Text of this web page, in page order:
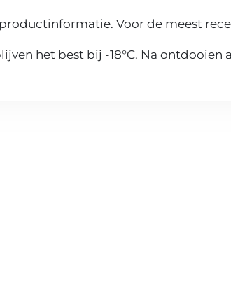
Voor de meest
het best bij -18°C. Na ontdooien